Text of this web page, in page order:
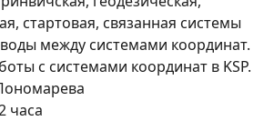
стартовая, связанная системы
между системами координат.
с системами координат в KSP.
часа